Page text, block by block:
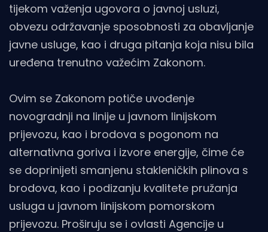
tijekom važenja ugovora o javnoj usluzi,
obvezu održavanje sposobnosti za obavljanje
javne usluge, kao i druga pitanja koja nisu bila
uređena trenutno važećim Zakonom.
Ovim se Zakonom potiče uvođenje
novogradnji na linije u javnom linijskom
prijevozu, kao i brodova s pogonom na
alternativna goriva i izvore energije, čime će
se doprinijeti smanjenu stakleničkih plinova s
brodova, kao i podizanju kvalitete pružanja
usluga u javnom linijskom pomorskom
prijevozu. Proširuju se i ovlasti Agencije u